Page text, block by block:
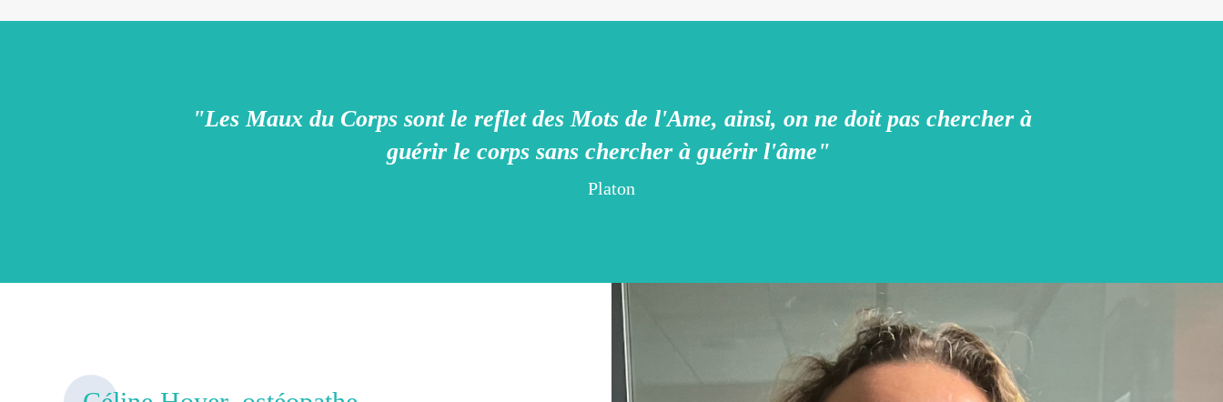
"Les Maux du Corps sont le reflet des Mots de l'Ame, ainsi, on ne doit pas chercher à
guérir le corps sans chercher à guérir l'âme"
Platon